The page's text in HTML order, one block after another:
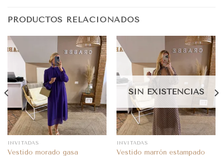
PRODUCTOS RELACIONADOS
INVITADAS
Vestido morado gasa
SIN EXISTENCIAS
INVITADAS
Vestido marrón estampado